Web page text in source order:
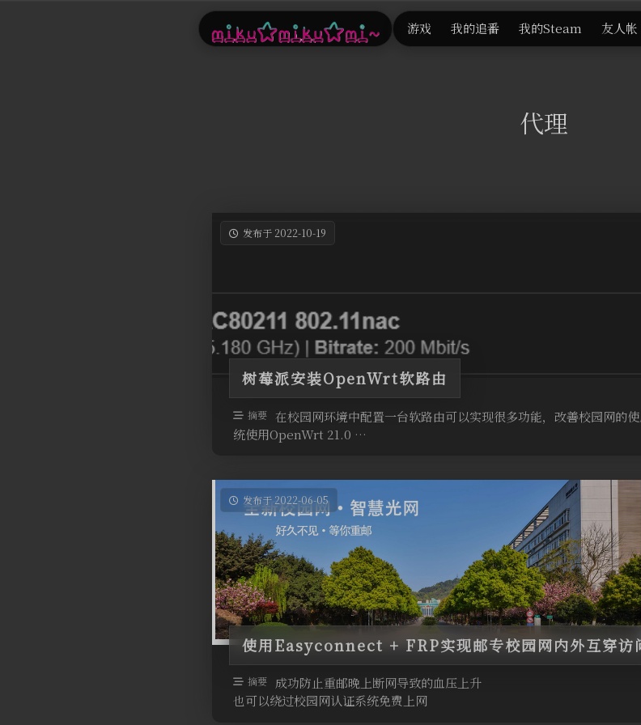
游戏 我的追番 我的Steam 友人帐
代理
发布于 2022-10-19
树莓派安装OpenWrt软路由
摘要
在校园网环境中配置一台软路由可以实现很多功能，改善校园网的
统使用OpenWrt 21.0 …
发布于 2022-06-05
使用Easyconnect + FRP实现邮专校园网内外互穿访
摘要
成功防止重邮晚上断网导致的血压上升
也可以绕过校园网认证系统免费上网